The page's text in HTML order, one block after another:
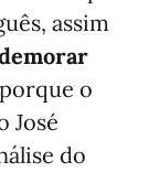
assim
o
José
do